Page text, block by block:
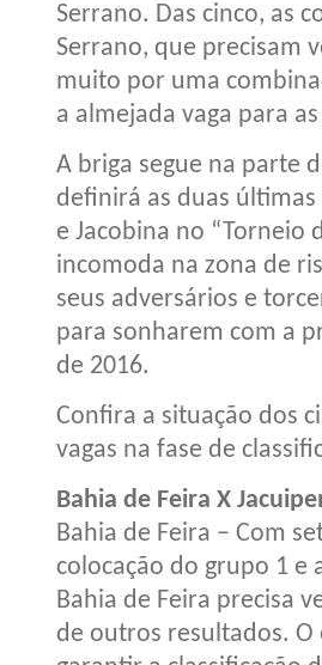
Serrano. Das cinco, as
Serrano, que precisam
muito por uma
a almejada vaga para
A briga segue na parte
definirá as duas
e Jacobina no “Torneio
incomoda na zona de
seus adversários e
para sonharem com a
de 2016.
Confira a situação dos
vagas na fase de
Bahia de Feira X
Bahia de Feira – Com
colocação do grupo 1 e
Bahia de Feira precisa
de outros resultados.